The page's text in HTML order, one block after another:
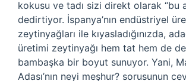
kokusu ve tadı sizi direkt olarak “bu
dedirtiyor. İspanya’nın endüstriyel
zeytinyağları ile kıyasladığınızda,
üretimi zeytinyağı hem tat hem de
bambaşka bir boyut sunuyor. Yani,
Adası’nın neyi meşhur? sorusunun